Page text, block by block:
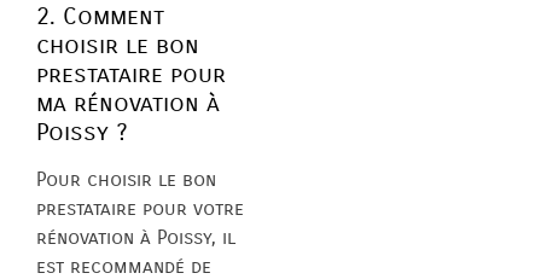
2. Comment
choisir le bon
prestataire pour
ma rénovation à
Poissy ?
Pour choisir le bon
prestataire pour votre
rénovation à Poissy, il
est recommandé de